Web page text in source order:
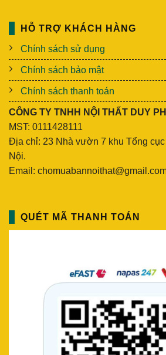
HỖ TRỢ KHÁCH HÀNG
Chính sách sử dụng
Chính sách bảo mật
Chính sách thanh toán
CÔNG TY TNHH NỘI THẤT DUY
MST: 0111428111
Địa chỉ: 23 Nhà vườn 7 khu Tổng
Nội.
Email:
QUÉT MÃ THANH TOÁN